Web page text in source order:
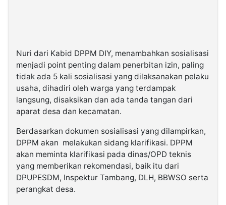
Nuri dari Kabid DPPM DIY, menambahkan sosialisasi
menjadi point penting dalam penerbitan izin, paling
tidak ada 5 kali sosialisasi yang dilaksanakan pelaku
usaha, dihadiri oleh warga yang terdampak
langsung, disaksikan dan ada tanda tangan dari
aparat desa dan kecamatan.
Berdasarkan dokumen sosialisasi yang dilampirkan,
DPPM akan melakukan sidang klarifikasi. DPPM
akan meminta klarifikasi pada dinas/OPD teknis
yang memberikan rekomendasi, baik itu dari
DPUPESDM, Inspektur Tambang, DLH, BBWSO serta
perangkat desa.